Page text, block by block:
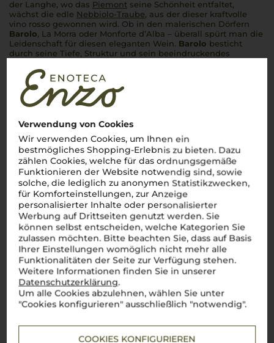
Verwendung von Cookies
Wir verwenden Cookies, um Ihnen ein
bestmögliches Shopping-Erlebnis zu bieten. Dazu
zählen Cookies, welche für das ordnungsgemäße
Funktionieren der Website notwendig sind, sowie
solche, die lediglich zu anonymen Statistikzwecken,
für Komforteinstellungen, zur Anzeige
personalisierter Inhalte oder personalisierter
Werbung auf Drittseiten genutzt werden. Sie
können selbst entscheiden, welche Kategorien Sie
zulassen möchten. Bitte beachten Sie, dass auf Basis
Ihrer Einstellungen womöglich nicht mehr alle
Funktionalitäten der Seite zur Verfügung stehen.
Weitere Informationen finden Sie in unserer
Datenschutzerklärung.
Um alle Cookies abzulehnen, wählen Sie unter
"Cookies konfigurieren" ausschließlich "notwendig".
COOKIES KONFIGURIEREN
der Langhe, wo das Piemont seine Schönheit entfaltet,
wächst die edle Nebbiolo-Traube, aus der dieser kraftvolle
vino rosso gewonnen wird. Ob in den malerischen Dörfern
Barolo, La Morra oder Monforte d’Alba – überall spürt man die
Leidenschaft für diesen eleganten Wein. Barolo besticht
durch seine Tiefe, Struktur und sein beeindruckendes
intensiv, raffiniert und einfach unvergesslich.